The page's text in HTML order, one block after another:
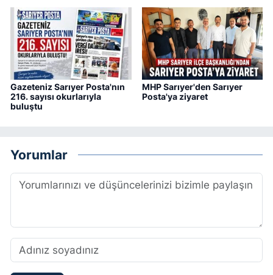
Gazeteniz Sarıyer Posta'nın
216. sayısı okurlarıyla
buluştu
MHP Sarıyer'den Sarıyer
Posta'ya ziyaret
Yorumlar